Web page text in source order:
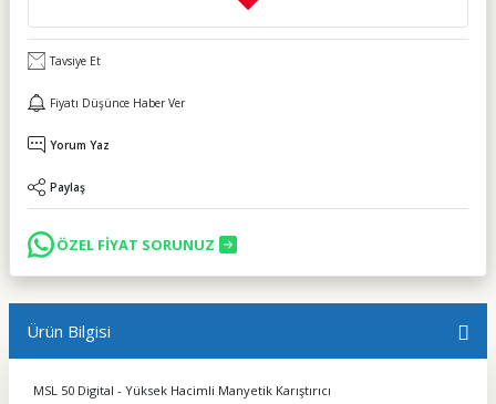
Tavsiye Et
Fiyatı Düşünce Haber Ver
Yorum Yaz
Paylaş
ÖZEL FİYAT SORUNUZ
Ürün Bilgisi
MSL 50 Digital - Yüksek Hacimli Manyetik Karıştırıcı